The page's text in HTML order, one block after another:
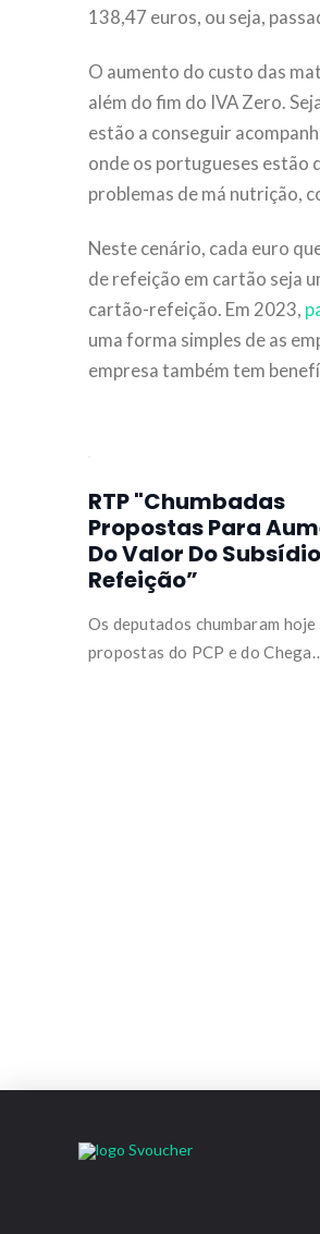
138,47 euros, ou seja,
O aumento do custo das
além do fim do IVA Zero.
estão a conseguir
onde os portugueses estão
problemas de má nutrição,
Neste cenário, cada euro
de refeição em cartão seja
cartão-refeição. Em 2023,
uma forma simples de as
empresa também tem
RTP "Chumbadas
Propostas Para
Do Valor Do
Refeição”
Os deputados chumbaram hoje
propostas do PCP e do